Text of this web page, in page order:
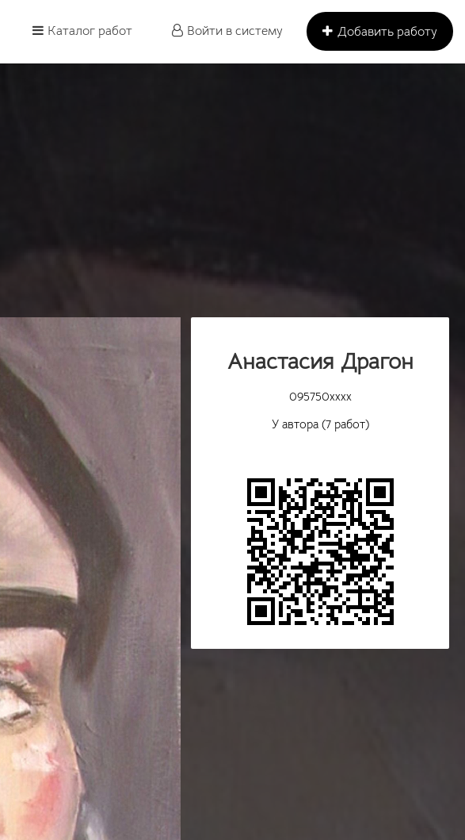
Добавить работу
Каталог работ Войти в систему
Анастасия Драгон
095750xxxx
У автора (7 работ)